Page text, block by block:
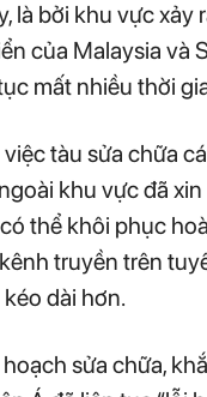
là bởi khu vực xảy
của Malaysia và
mất nhiều thời
việc tàu sửa chữa
khu vực đã
thể khôi phục
truyền trên
dài hơn.
sửa chữa,